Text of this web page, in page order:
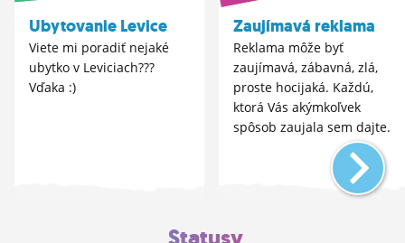
Ubytovanie Levice
Viete mi poradiť nejaké
ubytko v Leviciach???
Vďaka :)
Zaujímavá reklama
Reklama môže byť
zaujímavá, zábavná, zlá,
proste hocijaká. Každú,
ktorá Vás akýmkoľvek
spôsob zaujala sem dajte.